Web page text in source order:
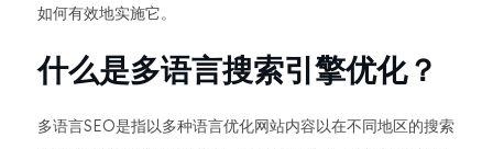
如何有效地实施它。
什么是多语言搜索引擎优化？
多语言SEO是指以多种语言优化网站内容以在不同地区的搜索